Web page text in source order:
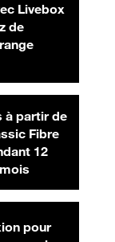
Livebox
de
mois
à partir de
Fibre
€ par mois
12
42,99 € par
pour